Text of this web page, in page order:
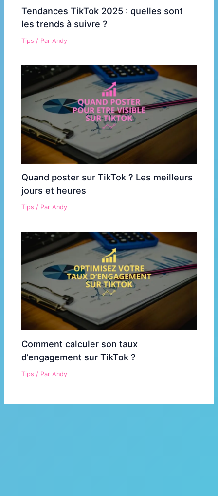
Tendances TikTok 2025 : quelles sont
les trends à suivre ?
Tips / ParAndy
Quand poster sur TikTok ? Les meilleurs
jours et heures
Tips / ParAndy
Comment calculer son taux
d’engagement sur TikTok ?
Tips / Par Andy